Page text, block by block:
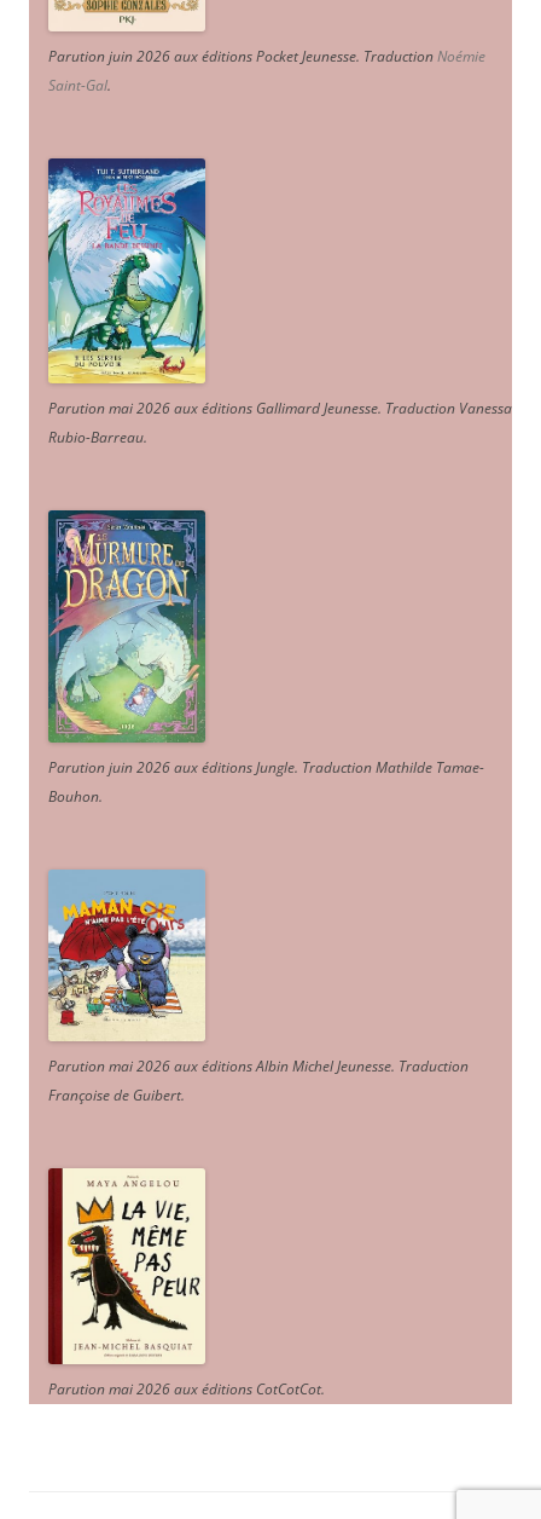
Parution juin 2026 aux éditions Pocket Jeunesse. TraductionNoémie
Saint-Gal.
Parution mai 2026 aux éditions Gallimard Jeunesse. Traduction Vanessa
Rubio-Barreau.
Parution juin 2026 aux éditions Jungle. Traduction Mathilde Tamae-
Bouhon.
Parution mai 2026 aux éditions Albin Michel Jeunesse. Traduction
Françoise de Guibert.
Parution mai 2026 aux éditions CotCotCot.